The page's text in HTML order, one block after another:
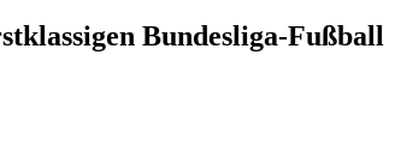
Bundesliga-Fußball